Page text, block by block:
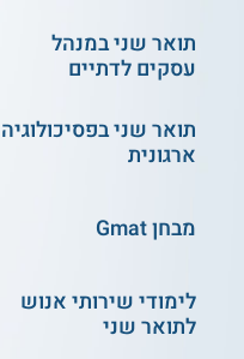
בר אילן - תואר שני מנע"ס
למנהלים
שירות אישי חינם
תואר שני במנהל
עסקים לדתיים
תואר שני בפסיכולוגיה
ארגונית
מבחן Gmat
לימודי שירותי אנוש
לתואר שני